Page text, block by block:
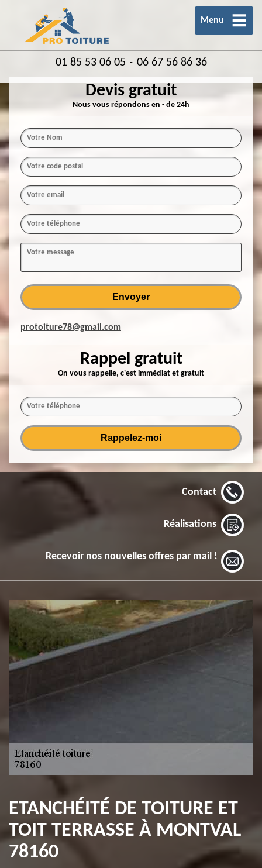
Menu
01 85 53 06 05 - 06 67 56 86 36
Devis gratuit
Nous vous répondons en - de 24h
protoiture78@gmail.com
Rappel gratuit
On vous rappelle, c'est immédiat et gratuit
Contact
Réalisations
Recevoir nos nouvelles offres par mail !
ETANCHÉITÉ DE TOITURE ET
TOIT TERRASSE À MONTVAL
78160